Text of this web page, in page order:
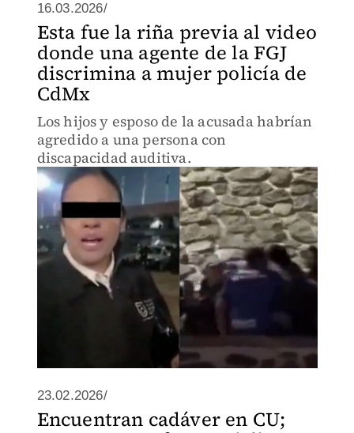
16.03.2026/
Esta fue la riña previa al video
donde una agente de la FGJ
discrimina a mujer policía de
CdMx
Los hijos y esposo de la acusada habrían
agredido a una persona con
discapacidad auditiva.
23.02.2026/
Encuentran cadáver en CU;